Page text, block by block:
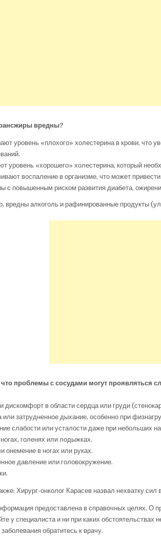
вредны?
уровень «плохого» холестерина в крови, что
уровень «хорошего» холестерина, который
воспаление в организме, что может
с повышенным риском развития диабета,
вредны алкоголь и рафинированные продукты
проблемы с сосудами могут проявляться
дискомфорт в области сердца или груди
затрудненное дыхание, особенно при
слабости или усталости даже при небольших
голенях или лодыжках.
онемение в ногах или руках.
давление или головокружение.
Хирург-онколог Карасев назвал нехватку
предоставлена в справочных целях. О
у специалиста и ни при каких
заболевания обратитесь к врачу.